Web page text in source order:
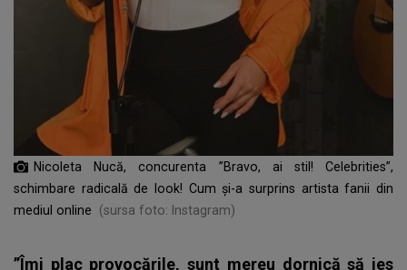
Nicoleta Nucă, concurenta ”Bravo, ai stil! Celebrities”,
schimbare radicală de look! Cum și-a surprins artista fanii din
mediul online
(sursa foto: Instagram)
”Îmi plac provocările, sunt mereu dornică să ies